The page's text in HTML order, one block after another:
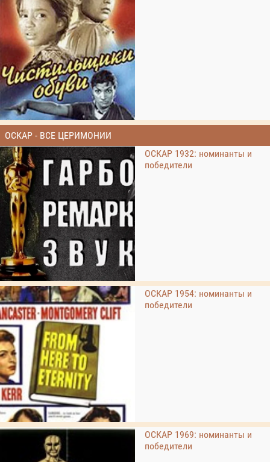
ОСКАР - ВСЕ ЦЕРИМОНИИ
ОСКАР 1932: номинанты и
победители
ОСКАР 1954: номинанты и
победители
ОСКАР 1969: номинанты и
победители